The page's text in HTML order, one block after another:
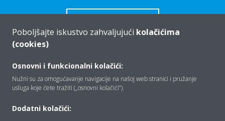
Tko smo mi
Poboljšajte iskustvo zahvaljujući kolačićima
(cookies)
Osnovni i funkcionalni kolačići:
Nužni su za omogućavanje navigacije na našoj web stranici i pružanje
usluga koje ćete tražiti („osnovni kolačići”).
Dodatni kolačići: